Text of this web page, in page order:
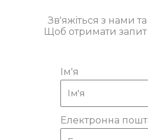
Зв'яжіться з нами
Щоб отримати запит
Ім'я
Електронна